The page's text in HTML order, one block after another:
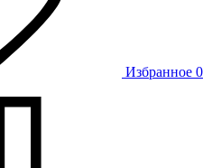
Избранное 0